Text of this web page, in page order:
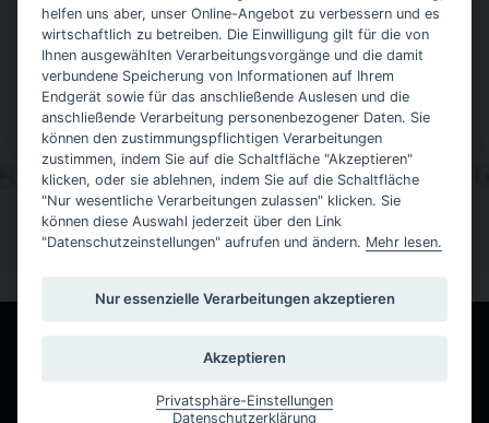
LOGISTIK
IM FLOW
Webbasierte Logistik nach Maß
Kontaktdaten finden Sie ganz unten.
Damit eine Sperre von Daten jederzeit berücksichtigt
werden kann, müssen diese Daten zu Kontrollzwecken
in einer Sperrdatei vorgehalten werden. Sie können
auch die Löschung der Daten verlangen, soweit keine
gesetzliche Archivierungsverpflichtung besteht.
Soweit eine solche Verpflichtung besteht, sperren wir
Ihre Daten auf Wunsch.
Sie können Änderungen oder den Widerruf einer
mit Wirkung für die Zukunft vornehmen.
helfen uns aber, unser Online-Angebot zu verbessern und es
wirtschaftlich zu betreiben. Die Einwilligung gilt für die von
Ihnen ausgewählten Verarbeitungsvorgänge und die damit
verbundene Speicherung von Informationen auf Ihrem
Endgerät sowie für das anschließende Auslesen und die
anschließende Verarbeitung personenbezogener Daten. Sie
können den zustimmungspflichtigen Verarbeitungen
zustimmen, indem Sie auf die Schaltfläche "Akzeptieren"
klicken, oder sie ablehnen, indem Sie auf die Schaltfläche
"Nur wesentliche Verarbeitungen zulassen" klicken. Sie
können diese Auswahl jederzeit über den Link
"Datenschutzeinstellungen" aufrufen und ändern. Mehr lesen.
Nur essenzielle Verarbeitungen akzeptieren
Akzeptieren
Privatsphäre-Einstellungen
Datenschutzerklärung